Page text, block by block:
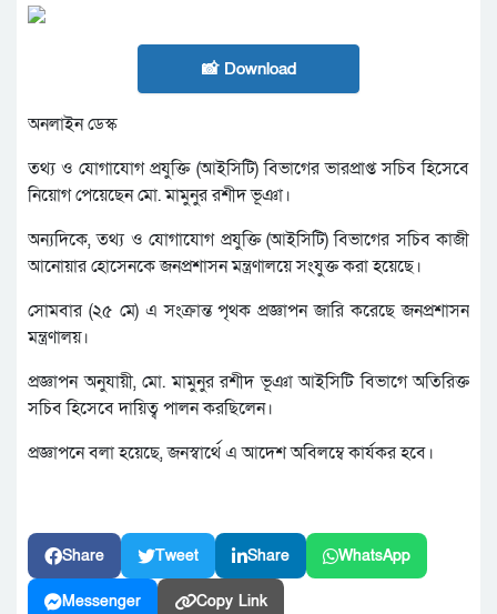
📸 Download
অনলাইন ডেস্ক
তথ্য ও যোগাযোগ প্রযুক্তি (আইসিটি) বিভাগের ভারপ্রাপ্ত সচিব হিসেবে
নিয়োগ পেয়েছেন মো. মামুনুর রশীদ ভূঞা।
অন্যদিকে, তথ্য ও যোগাযোগ প্রযুক্তি (আইসিটি) বিভাগের সচিব কাজী
আনোয়ার হোসেনকে জনপ্রশাসন মন্ত্রণালয়ে সংযুক্ত করা হয়েছে।
সোমবার (২৫ মে) এ সংক্রান্ত পৃথক প্রজ্ঞাপন জারি করেছে জনপ্রশাসন
মন্ত্রণালয়।
প্রজ্ঞাপন অনুযায়ী, মো. মামুনুর রশীদ ভূঞা আইসিটি বিভাগে অতিরিক্ত
সচিব হিসেবে দায়িত্ব পালন করছিলেন।
প্রজ্ঞাপনে বলা হয়েছে, জনস্বার্থে এ আদেশ অবিলম্বে কার্যকর হবে।
Share Tweet Share WhatsApp
Messenger Copy Link